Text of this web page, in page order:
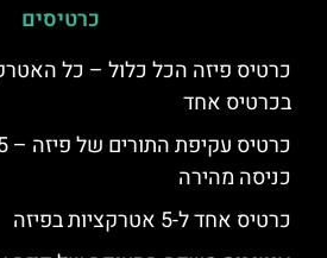
כרטיסים
כרטיס פיזה הכל כלול – כל
בכרטיס אחד
כניסה מהירה
כרטיס אחד ל-5 אטרקציות בפיזה